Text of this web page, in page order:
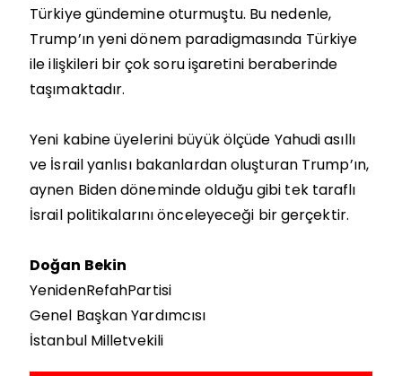
Türkiye gündemine oturmuştu. Bu nedenle,
Trump’ın yeni dönem paradigmasında Türkiye
ile ilişkileri bir çok soru işaretini beraberinde
taşımaktadır.
Yeni kabine üyelerini büyük ölçüde Yahudi asıllı
ve İsrail yanlısı bakanlardan oluşturan Trump’ın,
aynen Biden döneminde olduğu gibi tek taraflı
İsrail politikalarını önceleyeceği bir gerçektir.
Doğan Bekin
YenidenRefahPartisi
Genel Başkan Yardımcısı
İstanbul Milletvekili